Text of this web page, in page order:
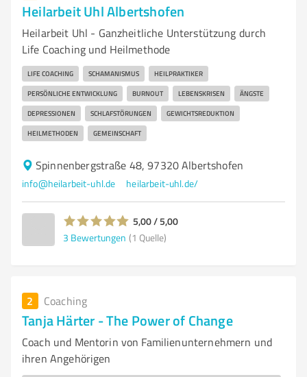
Heilarbeit Uhl Albertshofen
Heilarbeit Uhl - Ganzheitliche Unterstützung durch
Life Coaching und Heilmethode
LIFE COACHING SCHAMANISMUS HEILPRAKTIKER
PERSÖNLICHE ENTWICKLUNG BURNOUT LEBENSKRISEN ÄNGSTE
DEPRESSIONEN SCHLAFSTÖRUNGEN GEWICHTSREDUKTION
HEILMETHODEN GEMEINSCHAFT
Spinnenbergstraße 48, 97320 Albertshofen
info@heilarbeit-uhl.de heilarbeit-uhl.de/
5,00 / 5,00
3 Bewertungen (1 Quelle)
2 Coaching
Tanja Härter - The Power of Change
Coach und Mentorin von Familienunternehmern und
ihren Angehörigen